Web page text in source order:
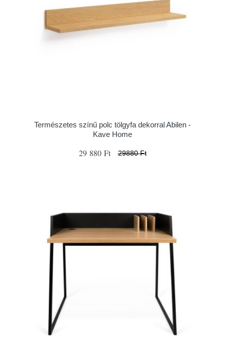
Természetes színű polc tölgyfa dekorral Abilen -
Kave Home
29 880 Ft 29880 Ft